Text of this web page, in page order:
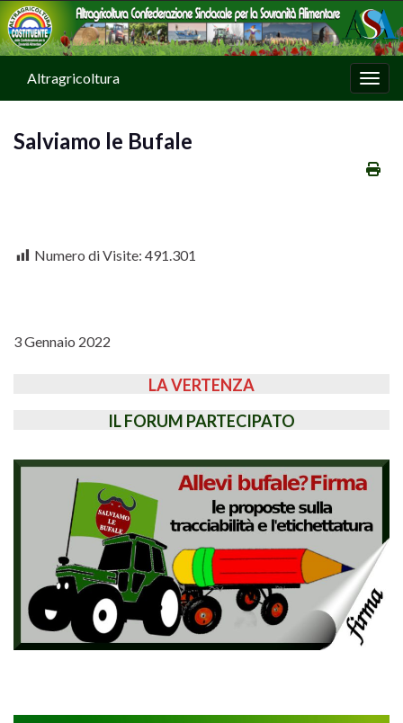
Altragricoltura
Salviamo le Bufale
Numero di Visite: 491.301
3 Gennaio 2022
LA VERTENZA
IL FORUM PARTECIPATO